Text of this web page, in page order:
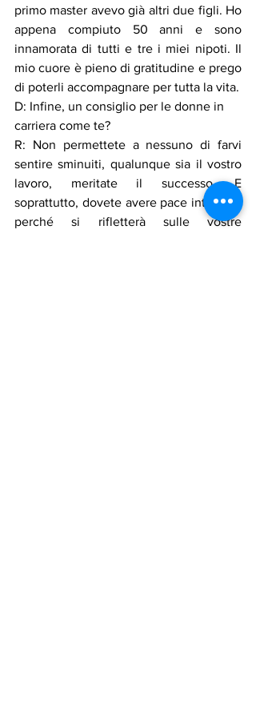
primo master avevo già altri due figli. Ho
appena compiuto 50 anni e sono
innamorata di tutti e tre i miei nipoti. Il
mio cuore è pieno di gratitudine e prego
di poterli accompagnare per tutta la vita.
D: Infine, un consiglio per le donne in
carriera come te?
R: Non permettete a nessuno di farvi
sentire sminuiti, qualunque sia il vostro
lavoro, meritate il successo. E
soprattutto, dovete avere pace interiore,
perché si rifletterà sulle vostre